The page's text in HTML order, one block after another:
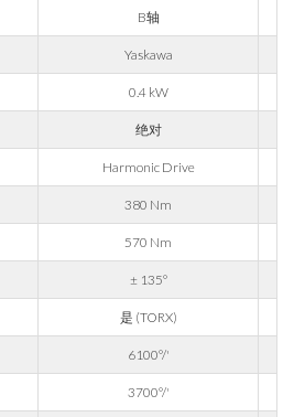
B轴
Yaskawa
0.4 kW
绝对
Harmonic Drive
380 Nm
570 Nm
± 135°
是 (TORX)
6100°/'
3700°/'